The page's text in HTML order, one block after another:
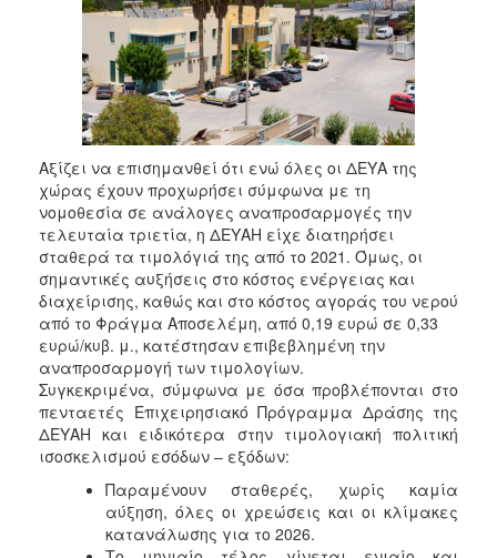
Αξίζει να επισημανθεί ότι ενώ όλες οι ΔΕΥΑ της
χώρας έχουν προχωρήσει σύμφωνα με τη
νομοθεσία σε ανάλογες αναπροσαρμογές την
τελευταία τριετία, η ΔΕΥΑΗ είχε διατηρήσει
σταθερά τα τιμολόγιά της από το 2021. Όμως, οι
σημαντικές αυξήσεις στο κόστος ενέργειας και
διαχείρισης, καθώς και στο κόστος αγοράς του νερού
από το Φράγμα Αποσελέμη, από 0,19 ευρώ σε 0,33
ευρώ/κυβ. μ., κατέστησαν επιβεβλημένη την
αναπροσαρμογή των τιμολογίων.
Συγκεκριμένα, σύμφωνα με όσα προβλέπονται στο
πενταετές Επιχειρησιακό Πρόγραμμα Δράσης της
ΔΕΥΑΗ και ειδικότερα στην τιμολογιακή πολιτική
ισοσκελισμού εσόδων – εξόδων:
Παραμένουν σταθερές, χωρίς καμία
αύξηση, όλες οι χρεώσεις και οι κλίμακες
κατανάλωσης για το 2026.